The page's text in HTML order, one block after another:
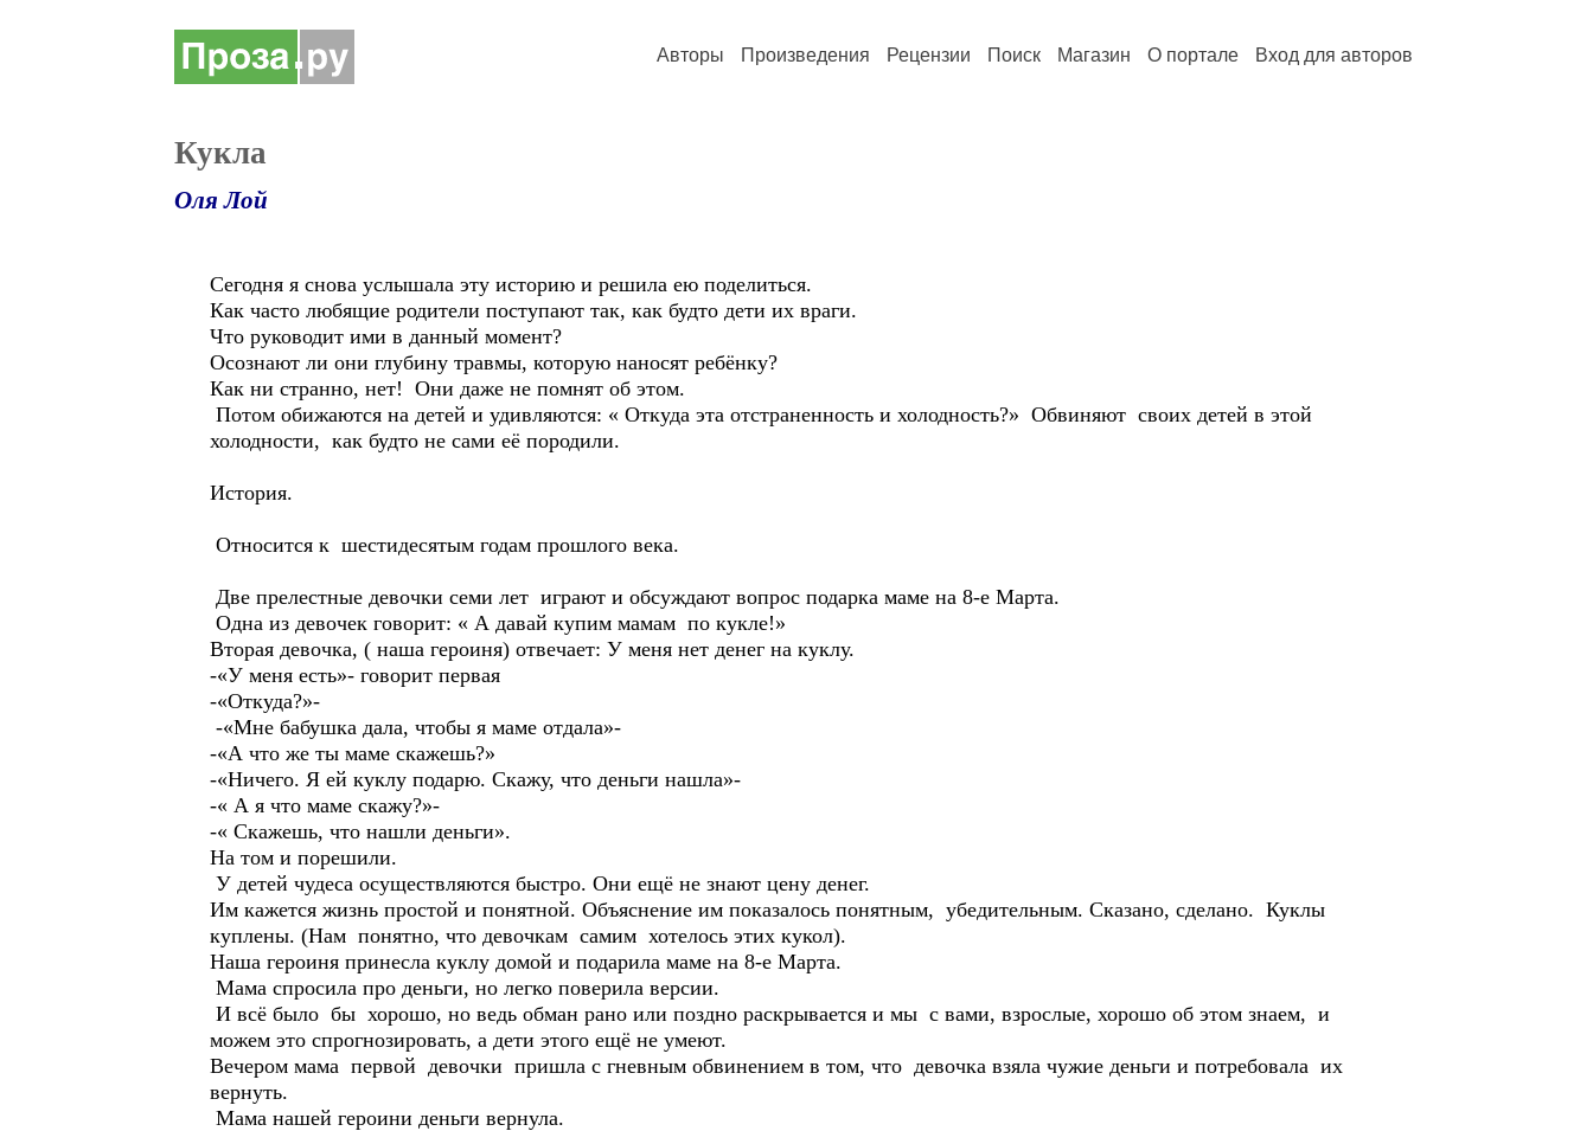
Авторы Произведения Рецензии Поиск Магазин О портале Вход для авторов
Кукла
Оля Лой
Сегодня я снова услышала эту историю и решила ею поделиться.
Как часто любящие родители поступают так, как будто дети их враги.
Что руководит ими в данный момент?
Осознают ли они глубину травмы, которую наносят ребёнку?
Как ни странно, нет! Они даже не помнят об этом.
Потом обижаются на детей и удивляются: « Откуда эта отстраненность и холодность?» Обвиняют своих детей в этой
холодности, как будто не сами её породили.
История.
Относится к шестидесятым годам прошлого века.
Две прелестные девочки семи лет играют и обсуждают вопрос подарка маме на 8-е Марта.
Одна из девочек говорит: « А давай купим мамам по кукле!»
Вторая девочка, ( наша героиня) отвечает: У меня нет денег на куклу.
-«У меня есть»- говорит первая
-«Откуда?»-
-«Мне бабушка дала, чтобы я маме отдала»-
-«А что же ты маме скажешь?»
-«Ничего. Я ей куклу подарю. Скажу, что деньги нашла»-
-« А я что маме скажу?»-
-« Скажешь, что нашли деньги».
На том и порешили.
У детей чудеса осуществляются быстро. Они ещё не знают цену денег.
Им кажется жизнь простой и понятной. Объяснение им показалось понятным, убедительным. Сказано, сделано. Куклы
куплены. (Нам понятно, что девочкам самим хотелось этих кукол).
Наша героиня принесла куклу домой и подарила маме на 8-е Марта.
Мама спросила про деньги, но легко поверила версии.
И всё было бы хорошо, но ведь обман рано или поздно раскрывается и мы с вами, взрослые, хорошо об этом знаем, и
можем это спрогнозировать, а дети этого ещё не умеют.
Вечером мама первой девочки пришла с гневным обвинением в том, что девочка взяла чужие деньги и потребовала их
вернуть.
Мама нашей героини деньги вернула.